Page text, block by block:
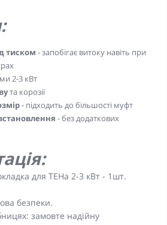
тиском - запобігає витоку навіть при
2-3 кВт
та корозії
- підходить до більшості муфт
- без додаткових
для ТЕНа 2-3 кВт - 1шт.
безпеки.
замовте надійну